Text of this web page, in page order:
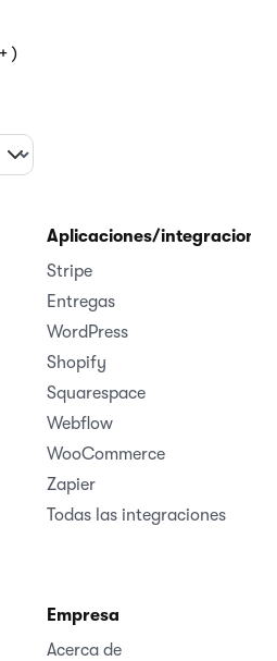
)
Aplicaciones/integraciones
Stripe
Entregas
WordPress
Shopify
Squarespace
Webflow
WooCommerce
Zapier
Todas las integraciones
Empresa
Acerca de